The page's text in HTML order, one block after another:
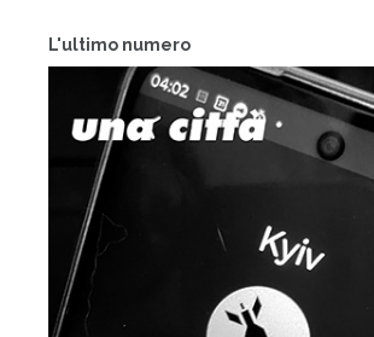
L'ultimo numero